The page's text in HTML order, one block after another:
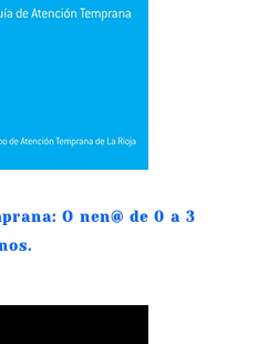
O nen@ de 0 a 3